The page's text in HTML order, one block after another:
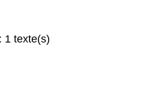
1 texte(s)